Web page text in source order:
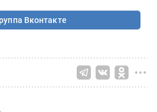
Вконтакте